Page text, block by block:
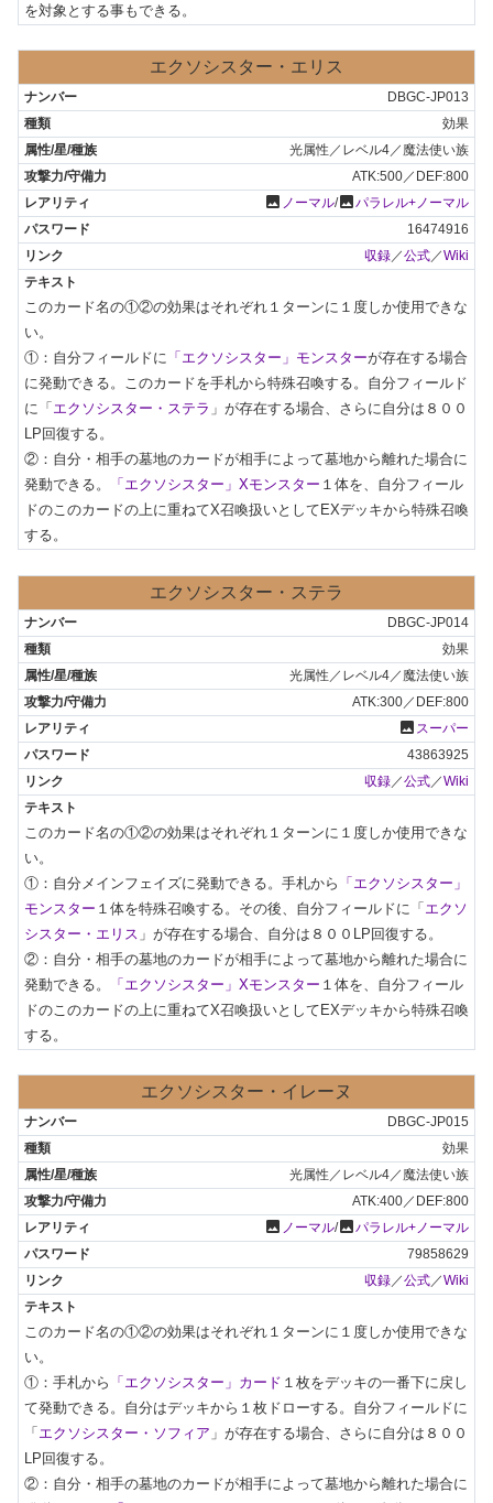
を対象とする事もできる。
エクソシスター・エリス
DBGC-JP013
効果
光属性／レベル4／魔法使い族
ATK:500／DEF:800
photo ノーマル/photoパラレル+ノーマル
16474916
収録／公式／Wiki
このカード名の①②の効果はそれぞれ１ターンに１度しか使用できな
い。
①：自分フィールドに 「エクソシスター」モンスターが存在する場合
に発動できる。このカードを手札から特殊召喚する。自分フィールド
に「 エクソシスター・ステラ 」が存在する場合、さらに自分は８００
LP回復する。
②：自分・相手の墓地のカードが相手によって墓地から離れた場合に
発動できる。
「エクソシスター」Xモンスター １体を、自分フィール
ドのこのカードの上に重ねてX召喚扱いとしてEXデッキから特殊召喚
する。
エクソシスター・ステラ
DBGC-JP014
効果
光属性／レベル4／魔法使い族
ATK:300／DEF:800
photo スーパー
43863925
収録／公式／Wiki
このカード名の①②の効果はそれぞれ１ターンに１度しか使用できな
い。
①：自分メインフェイズに発動できる。手札から 「エクソシスター」
モンスター １体を特殊召喚する。その後、自分フィールドに「 エクソ
シスター・エリス 」が存在する場合、自分は８００LP回復する。
②：自分・相手の墓地のカードが相手によって墓地から離れた場合に
発動できる。
「エクソシスター」Xモンスター １体を、自分フィール
ドのこのカードの上に重ねてX召喚扱いとしてEXデッキから特殊召喚
する。
エクソシスター・イレーヌ
DBGC-JP015
効果
光属性／レベル4／魔法使い族
ATK:400／DEF:800
photo ノーマル/photoパラレル+ノーマル
79858629
収録／公式／Wiki
このカード名の①②の効果はそれぞれ１ターンに１度しか使用できな
い。
①：手札から 「エクソシスター」カード １枚をデッキの一番下に戻し
て発動できる。自分はデッキから１枚ドローする。自分フィールドに
「 エクソシスター・ソフィア 」が存在する場合、さらに自分は８００
LP回復する。
②：自分・相手の墓地のカードが相手によって墓地から離れた場合に